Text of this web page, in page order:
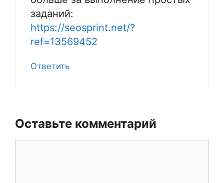
заданий:
https://seosprint.net/?
ref=13569452
Ответить
Оставьте комментарий